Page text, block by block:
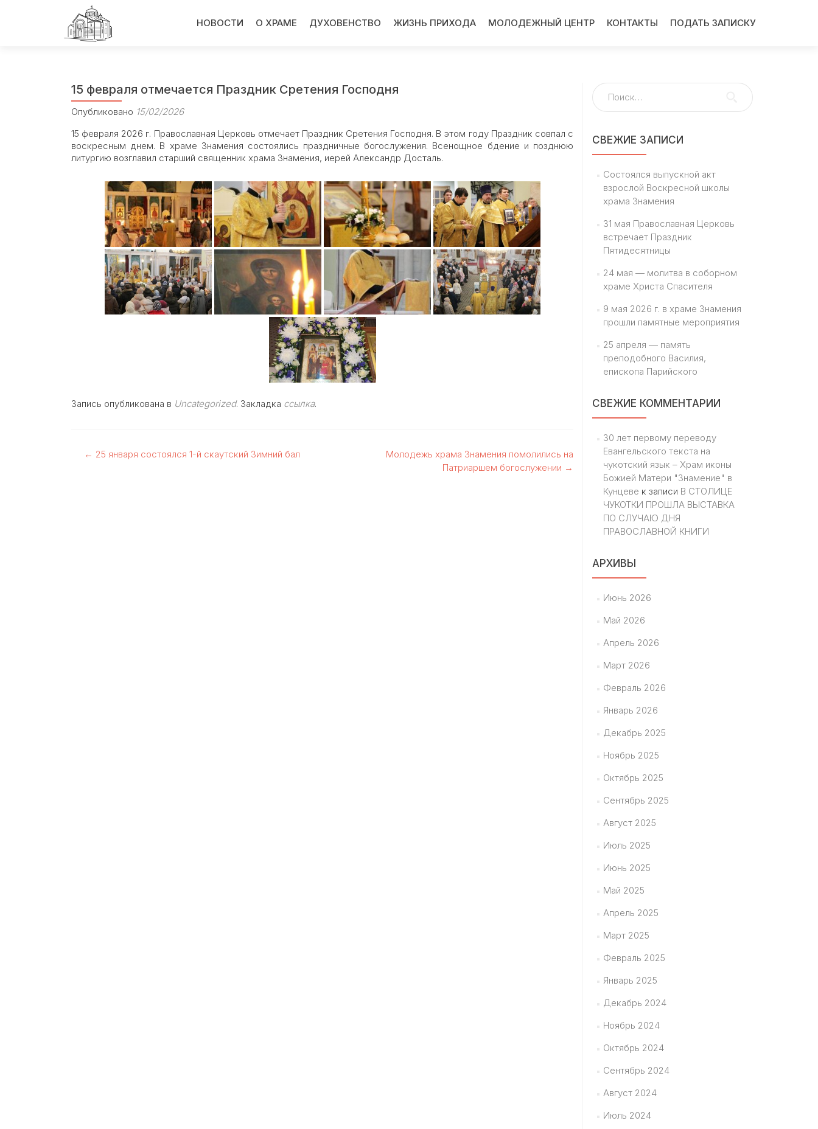
кНОВОСТИ О ХРАМЕ ДУХОВЕНСТВО ЖИЗНЬ ПРИХОДА МОЛОДЕЖНЫЙ ЦЕНТР КОНТАКТЫ ПОДАТЬ ЗАПИСКУ
15 февраля отмечается Праздник Сретения Господня
Опубликовано 15/02/2026
15 февраля 2026 г. Православная Церковь отмечает Праздник Сретения Господня. В этом году Праздник совпал с
воскресным днем. В храме Знамения состоялись праздничные богослужения. Всенощное бдение и позднюю
литургию возглавил старший священник храма Знамения, иерей Александр Досталь.
Запись опубликована в Uncategorized. Закладка ссылка.
Навигация
← 25 января состоялся 1-й скаутский Зимний бал
Молодежь храма Знамения помолились на
Патриаршем богослужении →
Найти:
СВЕЖИЕ ЗАПИСИ
Состоялся выпускной акт
взрослой Воскресной школы
храма Знамения
31 мая Православная Церковь
встречает Праздник
Пятидесятницы
24 мая — молитва в соборном
храме Христа Спасителя
9 мая 2026 г. в храме Знамения
прошли памятные мероприятия
25 апреля — память
преподобного Василия,
епископа Парийского
СВЕЖИЕ КОММЕНТАРИИ
30 лет первому переводу
Евангельского текста на
чукотский язык – Храм иконы
Божией Матери "Знамение" в
Кунцеве к записи В СТОЛИЦЕ
ЧУКОТКИ ПРОШЛА ВЫСТАВКА
ПО СЛУЧАЮ ДНЯ
ПРАВОСЛАВНОЙ КНИГИ
АРХИВЫ
Июнь 2026
Май 2026
Апрель 2026
Март 2026
Февраль 2026
Январь 2026
Декабрь 2025
Ноябрь 2025
Октябрь 2025
Сентябрь 2025
Август 2025
Июль 2025
Июнь 2025
Май 2025
Апрель 2025
Март 2025
Февраль 2025
Январь 2025
Декабрь 2024
Ноябрь 2024
Октябрь 2024
Сентябрь 2024
Август 2024
Июль 2024